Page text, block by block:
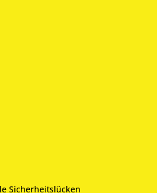
Sicherheitslücken